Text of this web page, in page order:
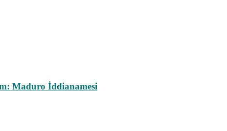
Maduro İddianamesi